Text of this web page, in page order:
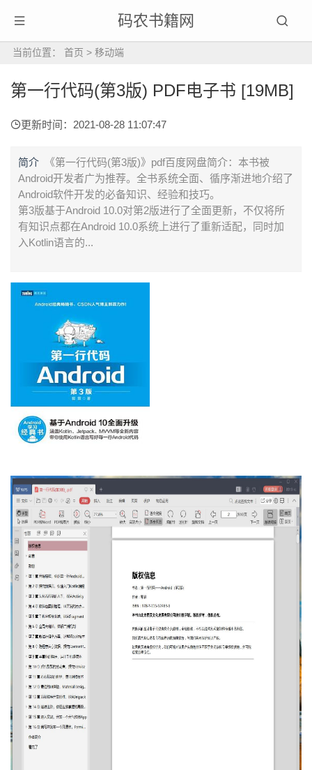
码农书籍网
当前位置： 首页 > 移动端
第一行代码(第3版) PDF电子书 [19MB]
更新时间：2021-08-28 11:07:47
简介
《第一行代码(第3版)》pdf百度网盘简介：本书被
Android开发者广为推荐。全书系统全面、循序渐进地介绍了
Android软件开发的必备知识、经验和技巧。
第3版基于Android 10.0对第2版进行了全面更新，不仅将所
有知识点都在Android 10.0系统上进行了重新适配，同时加
入Kotlin语言的...